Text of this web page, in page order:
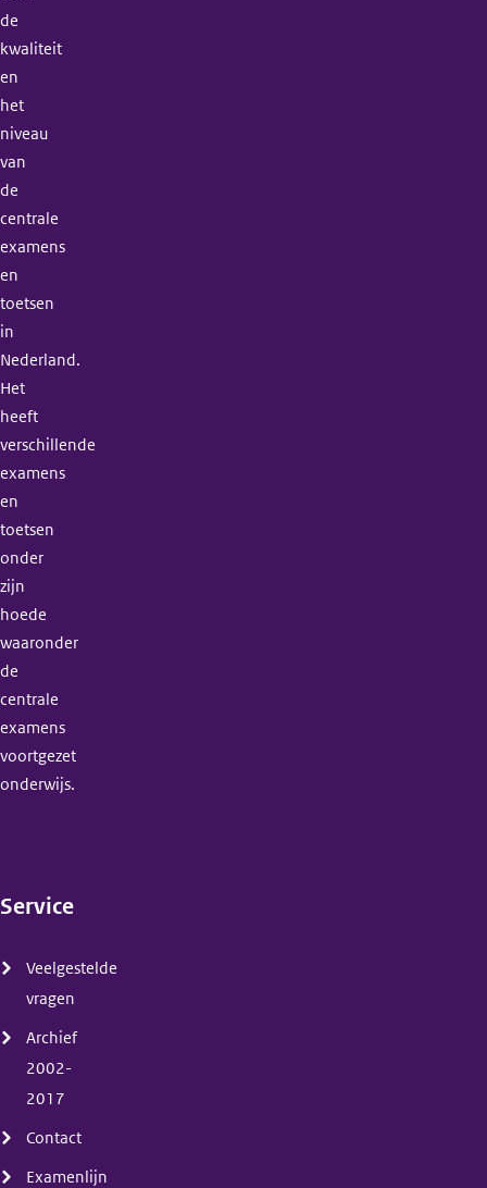
de
kwaliteit
en
het
niveau
van
de
centrale
examens
en
toetsen
in
Nederland.
Het
heeft
verschillende
examens
en
toetsen
onder
zijn
hoede
waaronder
de
centrale
examens
voortgezet
onderwijs.
Service
Veelgestelde
vragen
Archief
2002-
2017
Contact
Examenlijn